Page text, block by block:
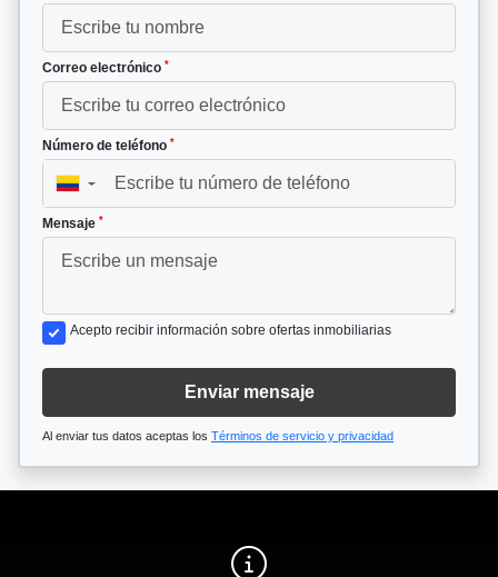
Correo electrónico *
Número de teléfono *
▼
Mensaje *
Acepto recibir información sobre ofertas inmobiliarias
Enviar mensaje
Al enviar tus datos aceptas los Términos de servicio y privacidad